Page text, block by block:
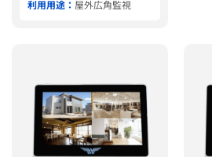
利用用途： 屋外広角監視